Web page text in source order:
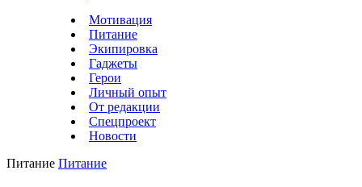
Мотивация
Питание
Экипировка
Гаджеты
Герои
Личный опыт
От редакции
Спецпроект
Новости
Питание Питание